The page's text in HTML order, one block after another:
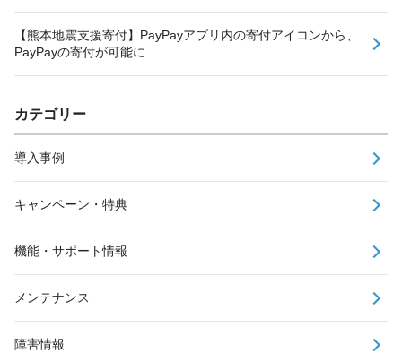
【熊本地震支援寄付】PayPayアプリ内の寄付アイコンから、
PayPayの寄付が可能に
カテゴリー
導入事例
キャンペーン・特典
機能・サポート情報
メンテナンス
障害情報